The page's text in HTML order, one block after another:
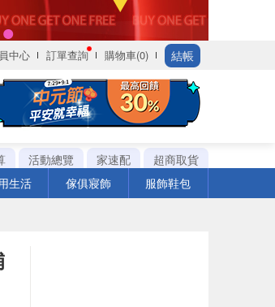
中心 訂單查詢 購物車(0) 結帳
活動總覽 家速配
超商取貨
生活 傢俱寢飾 服飾鞋包